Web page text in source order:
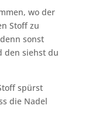
wo der
Stoff zu
sonst
den siehst du
spürst
die Nadel